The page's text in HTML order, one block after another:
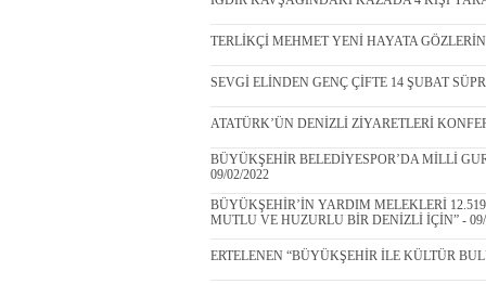
TERLİKÇİ MEHMET YENİ HAYATA
SEVGİ ELİNDEN GENÇ ÇİFTE 14 ŞUBAT
ATATÜRK’ÜN DENİZLİ ZİYARETLERİ
BÜYÜKŞEHİR BELEDİYESPOR’DA MİLLİ
09/02/2022
BÜYÜKŞEHİR’İN YARDIM MELEKLERİ
MUTLU VE HUZURLU BİR DENİZLİ İÇİN” - 09/
ERTELENEN “BÜYÜKŞEHİR İLE KÜLTÜR